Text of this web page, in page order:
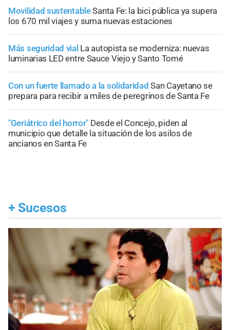
Movilidad sustentableSanta Fe: la bici pública ya supera
los 670 mil viajes y suma nuevas estaciones
Más seguridad vial La autopista se moderniza: nuevas
luminarias LED entre Sauce Viejo y Santo Tomé
Con un fuerte llamado a la solidaridad San Cayetano se
prepara para recibir a miles de peregrinos de Santa Fe
"Geriátrico del horror" Desde el Concejo, piden al
municipio que detalle la situación de los asilos de
ancianos en Santa Fe
+ Sucesos